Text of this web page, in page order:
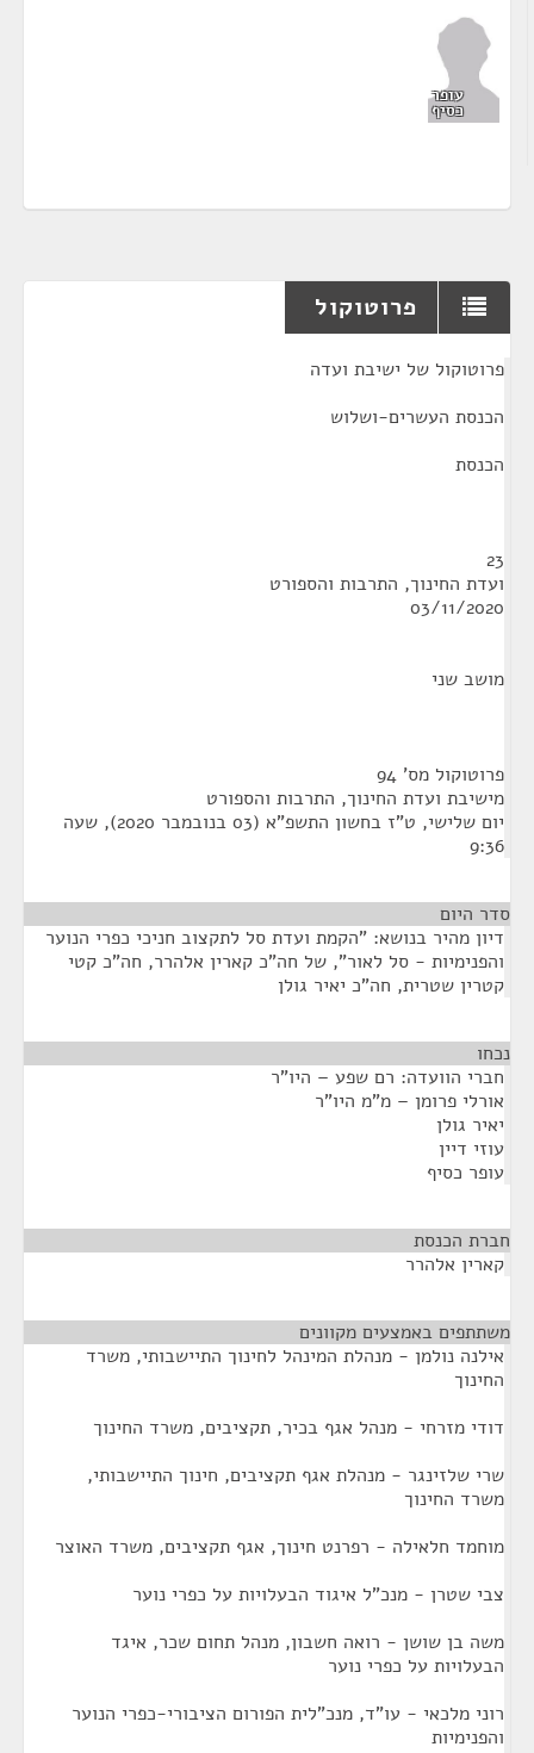
עופר
כסיף
פרוטוקול
פרוטוקול של ישיבת ועדה
הכנסת העשרים-ושלוש
הכנסת
23
ועדת החינוך, התרבות והספורט
03/11/2020
מושב שני
פרוטוקול מס' 94
מישיבת ועדת החינוך, התרבות והספורט
יום שלישי, ט"ז בחשון התשפ"א (03 בנובמבר 2020), שעה
9:36
סדר היום
דיון מהיר בנושא: "הקמת ועדת סל לתקצוב חניכי כפרי הנוער
והפנימיות - סל לאור", של חה"כ קארין אלהרר, חה"כ קטי
קטרין שטרית, חה"כ יאיר גולן
נכחו
חברי הוועדה: רם שפע – היו"ר
אורלי פרומן – מ"מ היו"ר
יאיר גולן
עוזי דיין
עופר כסיף
חברת הכנסת
קארין אלהרר
משתתפים באמצעים מקוונים
אילנה נולמן - מנהלת המינהל לחינוך התיישבותי, משרד
החינוך
דודי מזרחי - מנהל אגף בכיר, תקציבים, משרד החינוך
שרי שלזינגר - מנהלת אגף תקציבים, חינוך התיישבותי,
משרד החינוך
מוחמד חלאילה - רפרנט חינוך, אגף תקציבים, משרד האוצר
צבי שטרן - מנכ"ל איגוד הבעלויות על כפרי נוער
משה בן שושן - רואה חשבון, מנהל תחום שכר, איגד
הבעלויות על כפרי נוער
רוני מלכאי - עו"ד, מנכ"לית הפורום הציבורי-כפרי הנוער
והפנימיות